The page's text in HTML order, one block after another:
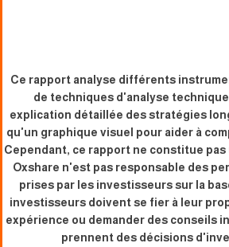
Ce rapport analyse différents
de techniques d'analyse
explication détaillée des stratégies
qu'un graphique visuel pour aider à
Cependant, ce rapport ne constitue
Oxshare n'est pas responsable des
prises par les investisseurs sur la
investisseurs doivent se fier à leur
expérience ou demander des conseils
prennent des décisions